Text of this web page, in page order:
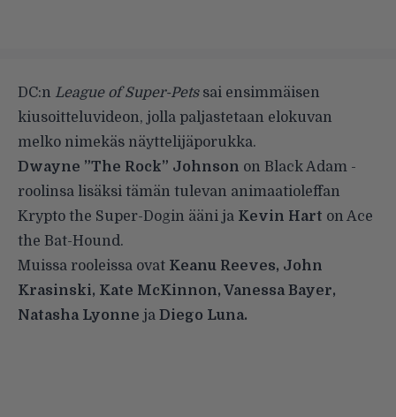
DC:n League of Super-Petssai ensimmäisen
kiusoitteluvideon, jolla paljastetaan elokuvan
melko nimekäs näyttelijäporukka.
Dwayne ”The Rock” Johnson on Black Adam -
roolinsa lisäksi tämän tulevan animaatioleffan
Krypto the Super-Dogin ääni ja Kevin Hart on Ace
the Bat-Hound.
Muissa rooleissa ovat Keanu Reeves, John
Krasinski, Kate McKinnon, Vanessa Bayer,
Natasha Lyonne ja Diego Luna.